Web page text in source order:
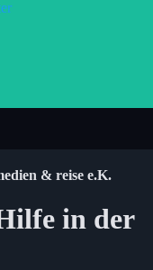
& reise e.K.
in der